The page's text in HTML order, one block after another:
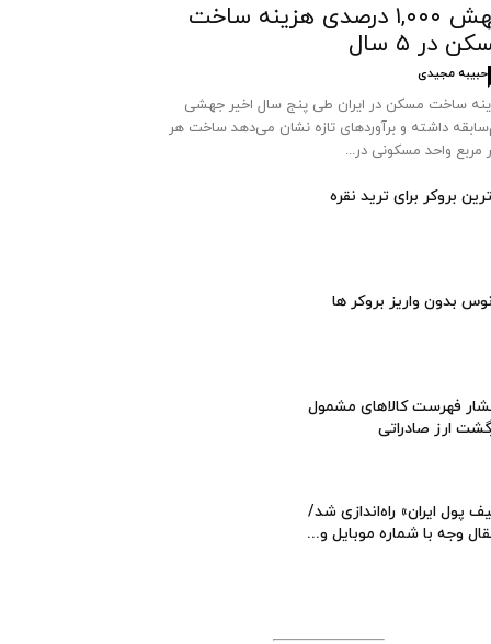
جهش ۱,۰۰۰ درصدی هزینه ساخت
در ۵ سال
حبیبه مجیدی
ساخت مسکن در ایران طی پنج سال اخیر جهشی
داشته و برآوردهای تازه نشان می‌دهد ساخت هر
مربع واحد مسکونی در...
بروکر برای ترید نقره
بدون واریز بروکر ها
فهرست کالاهای مشمول
ارز صادراتی
پول ایران» راه‌اندازی شد/
وجه با شماره موبایل و...